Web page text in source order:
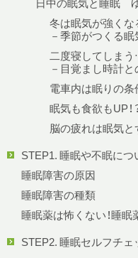
冬は眠気が強くな
－季節がつくる
二度寝してしま
－目覚まし時計と
電車内は眠りの条
眠気も食欲もUP！
脳の疲れは眠気と
STEP1. 睡眠や不眠につ
睡眠障害の原因
睡眠障害の種類
睡眠薬は怖くない！睡眠
STEP2. 睡眠セルフチェ